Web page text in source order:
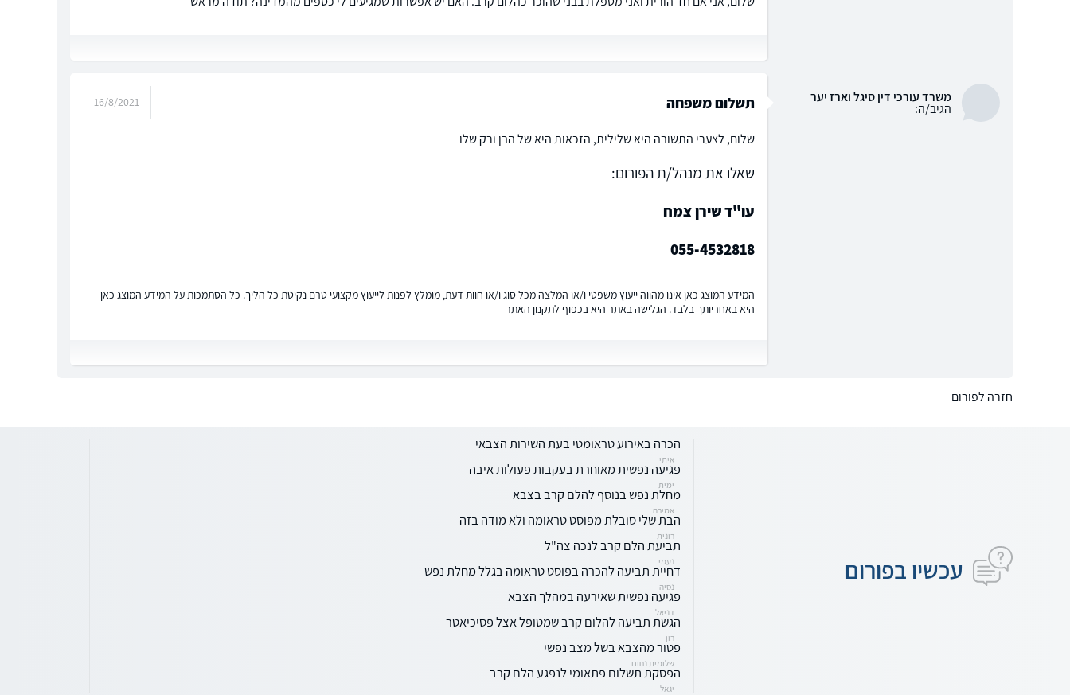
משרד עורכי דין סיגל וארז יער
הגיב/ה: תשלום משפחה 16/8/2021
שלום, לצערי התשובה היא שלילית, הזכאות היא של הבן ורק שלו
שאלו את מנהל/ת הפורום:
עו"ד שירן צמח
055-4532818
המידע המוצג כאן אינו מהווה ייעוץ משפטי ו/או המלצה מכל סוג ו/או חוות דעת, מומלץ לפנות לייעוץ מקצועי טרם נקיטת כל הליך. כל הסתמכות על המידע המוצג כאן
היא באחריותך בלבד. הגלישה באתר היא בכפוף לתקנון האתר
חזרה לפורום
עכשיו בפורום
הכרה באירוע טראומטי בעת השירות הצבאי
איתי
פגיעה נפשית מאוחרת בעקבות פעולות איבה
ימית
מחלת נפש בנוסף להלם קרב בצבא
אמירה
הבת שלי סובלת מפוסט טראומה ולא מודה בזה
רונית
תביעת הלם קרב לנכה צה"ל
נעמי
דחיית תביעה להכרה בפוסט טראומה בגלל מחלת נפש
נסיה
פגיעה נפשית שאירעה במהלך הצבא
דניאל
הגשת תביעה להלום קרב שמטופל אצל פסיכיאטר
רון
פטור מהצבא בשל מצב נפשי
שלומית נחום
הפסקת תשלום פתאומי לנפגע הלם קרב
יגאל